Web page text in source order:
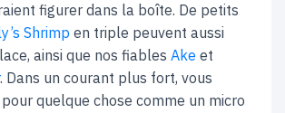
figurer dans la boîte. De petits
Shrimp en triple peuvent aussi
ainsi que nos fiables Ake et
. Dans un courant plus fort, vous
quelque chose comme un micro